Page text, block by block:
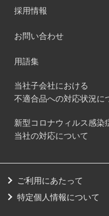
事業
ガバナンス
マテリアリティ
サステナビリティデータ
第三者保証
社外団体への加盟
社外からの評価
ダイバーシティ・エクイ
健康経営の取り組み
財務ハイライト
IRカレンダー
個人投資家のみなさまへ
採用情報
お問い合わせ
用語集
当社子会社における
不適合品への対応状況に
新型コロナウィルス感染
当社の対応について
ご利用にあたって
特定個人情報について